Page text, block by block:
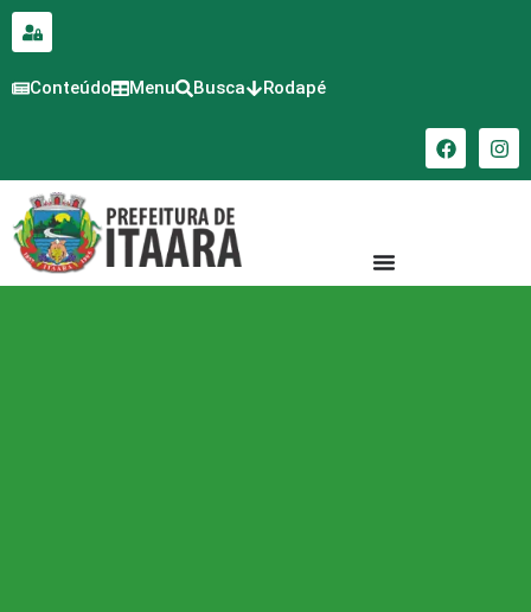
conteúdo
Conteúdo Menu Busca Rodapé